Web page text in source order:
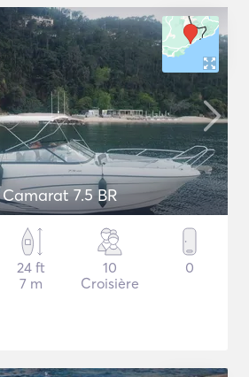
7.5 BR
24 ft
7 m
10
Croisière
0